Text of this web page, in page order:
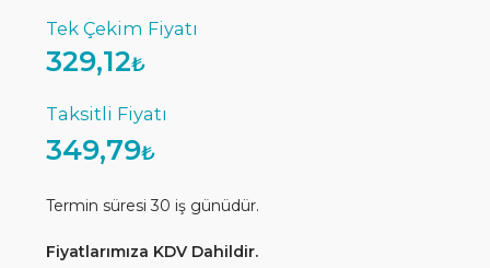
329,12₺
349,79₺
Termin süresi 30 iş günüdür.
Fiyatlarımıza KDV Dahildir.